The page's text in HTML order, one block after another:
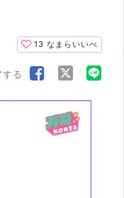
13 なまらいいべ
する